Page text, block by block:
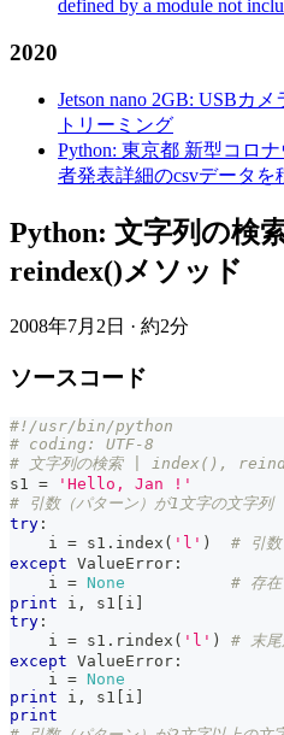
defined by a module not
2020
Jetson nano 2GB: USBカ
トリーミング
Python: 東京都 新型コロ
者発表詳細のcsvデータ
Python: 文字列の検
reindex()メソッド
2008年7月2日 · 約2分
ソースコード
#!/usr/bin/python
# coding: UTF-8
# 文字列の検索 | index(),
s1 =
'Hello, Jan !'
# 引数（パターン）が1文字の文字列
try :
    i
= s1 . index ( 'l' )
# 引数
except ValueError :
    i
= None
# 存在
print i , s1 [ i ]
try :
    i
= s1 . rindex ( 'l' )
# 末尾
except ValueError :
    i
= None
print i , s1 [ i ]
print